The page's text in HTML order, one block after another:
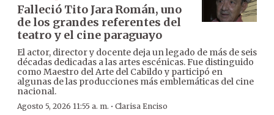
Falleció Tito Jara Román, uno
de los grandes referentes del
teatro y el cine paraguayo
El actor, director y docente deja un legado de más de seis
décadas dedicadas a las artes escénicas. Fue distinguido
como Maestro del Arte del Cabildo y participó en
algunas de las producciones más emblemáticas del cine
nacional.
Agosto 5, 2026 11:55 a. m. · Clarisa Enciso